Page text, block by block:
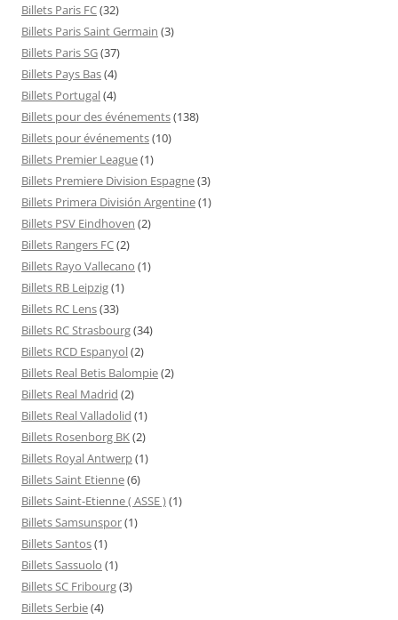
Billets Paris FC(32)
Billets Paris Saint Germain (3)
Billets Paris SG(37)
Billets Pays Bas(4)
Billets Portugal(4)
Billets pour des événements(138)
Billets pour événements(10)
Billets Premier League(1)
Billets Premiere Division Espagne(3)
Billets Primera División Argentine(1)
Billets PSV Eindhoven (2)
Billets Rangers FC(2)
Billets Rayo Vallecano (1)
Billets RB Leipzig(1)
Billets RC Lens(33)
Billets RC Strasbourg(34)
Billets RCD Espanyol(2)
Billets Real Betis Balompie(2)
Billets Real Madrid (2)
Billets Real Valladolid (1)
Billets Rosenborg BK(2)
Billets Royal Antwerp(1)
Billets Saint Etienne(6)
Billets Saint-Etienne ( ASSE )(1)
Billets Samsunspor(1)
Billets Santos(1)
Billets Sassuolo (1)
Billets SC Fribourg(3)
Billets Serbie(4)